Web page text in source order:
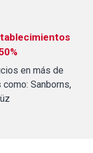
en más de
Sanborns,